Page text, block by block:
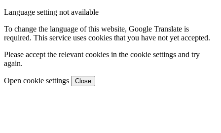
Language setting not available
To change the language of this website, Google Translate is
required. This service uses cookies that you have not yet accepted.
Please accept the relevant cookies in the cookie settings and try
again.
Open cookie settings Close